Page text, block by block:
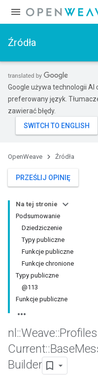
Źródła
Google używa technologii AI
preferowany język.
zawierać błędy.
OpenWeave Źródła
PRZEŚLIJ OPINIĘ
Na tej stronie
Podsumowanie
Dziedziczenie
Typy publiczne
Funkcje publiczne
Funkcje chronione
Typy publiczne
@113
Funkcje publiczne
nl ::Weave::Profiles
Current::Base
Builder